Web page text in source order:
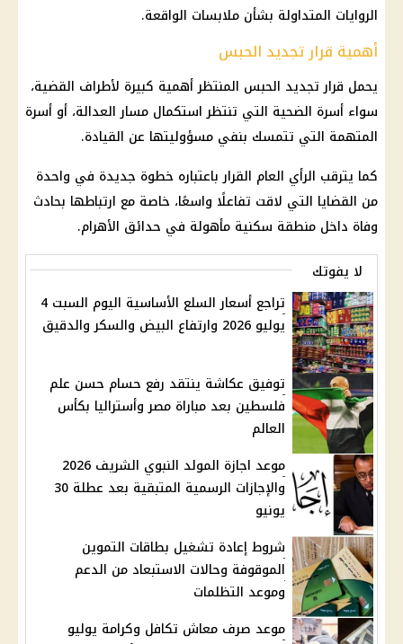
الروايات المتداولة بشأن ملابسات الواقعة.
أهمية قرار تجديد الحبس
يحمل قرار تجديد الحبس المنتظر أهمية كبيرة لأطراف القضية،
سواء أسرة الضحية التي تنتظر استكمال مسار العدالة، أو أسرة
المتهمة التي تتمسك بنفي مسؤوليتها عن القيادة.
كما يترقب الرأي العام القرار باعتباره خطوة جديدة في واحدة
من القضايا التي لاقت تفاعلًا واسعًا، خاصة مع ارتباطها بحادث
وفاة داخل منطقة سكنية مأهولة في حدائق الأهرام.
لا يفوتك
تراجع أسعار السلع الأساسية اليوم السبت 4
يوليو 2026 وارتفاع البيض والسكر والدقيق
توفيق عكاشة ينتقد رفع حسام حسن علم
فلسطين بعد مباراة مصر وأستراليا بكأس
العالم
موعد اجازة المولد النبوي الشريف 2026
والإجازات الرسمية المتبقية بعد عطلة 30
يونيو
شروط إعادة تشغيل بطاقات التموين
الموقوفة وحالات الاستبعاد من الدعم
وموعد التظلمات
موعد صرف معاش تكافل وكرامة يوليو